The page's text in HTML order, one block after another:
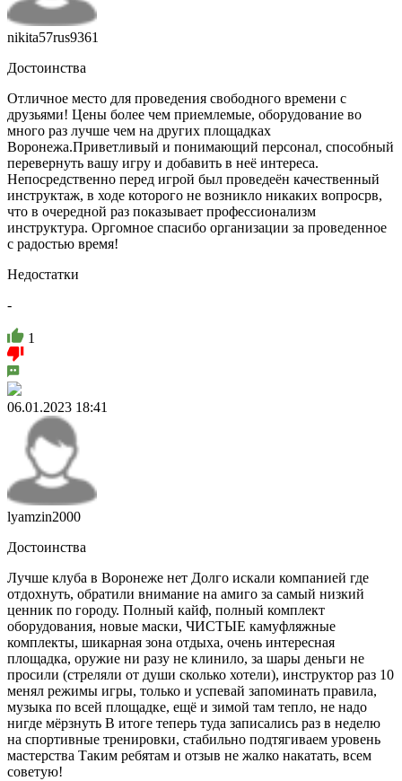
nikita57rus9361
Достоинства
Отличное место для проведения свободного времени с
друзьями! Цены более чем приемлемые, оборудование во
много раз лучше чем на других площадках
Воронежа.Приветливый и понимающий персонал, способный
перевернуть вашу игру и добавить в неё интереса.
Непосредственно перед игрой был проведеён качественный
инструктаж, в ходе которого не возникло никаких вопросрв,
что в очередной раз показывает профессионализм
инструктура. Оргомное спасибо организации за проведенное
с радостью время!
Недостатки
-
1
06.01.2023 18:41
lyamzin2000
Достоинства
Лучше клуба в Воронеже нет Долго искали компанией где
отдохнуть, обратили внимание на амиго за самый низкий
ценник по городу. Полный кайф, полный комплект
оборудования, новые маски, ЧИСТЫЕ камуфляжные
комплекты, шикарная зона отдыха, очень интересная
площадка, оружие ни разу не клинило, за шары деньги не
просили (стреляли от души сколько хотели), инструктор раз 10
менял режимы игры, только и успевай запоминать правила,
музыка по всей площадке, ещё и зимой там тепло, не надо
нигде мёрзнуть В итоге теперь туда записались раз в неделю
на спортивные тренировки, стабильно подтягиваем уровень
мастерства Таким ребятам и отзыв не жалко накатать, всем
советую!